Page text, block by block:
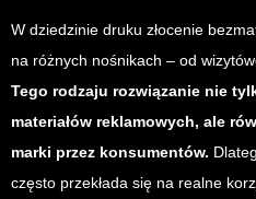
W dziedzinie druku złocenie
na różnych nośnikach – od
Tego rodzaju rozwiązanie nie
materiałów reklamowych, ale
marki przez konsumentów.
często przekłada się na realne